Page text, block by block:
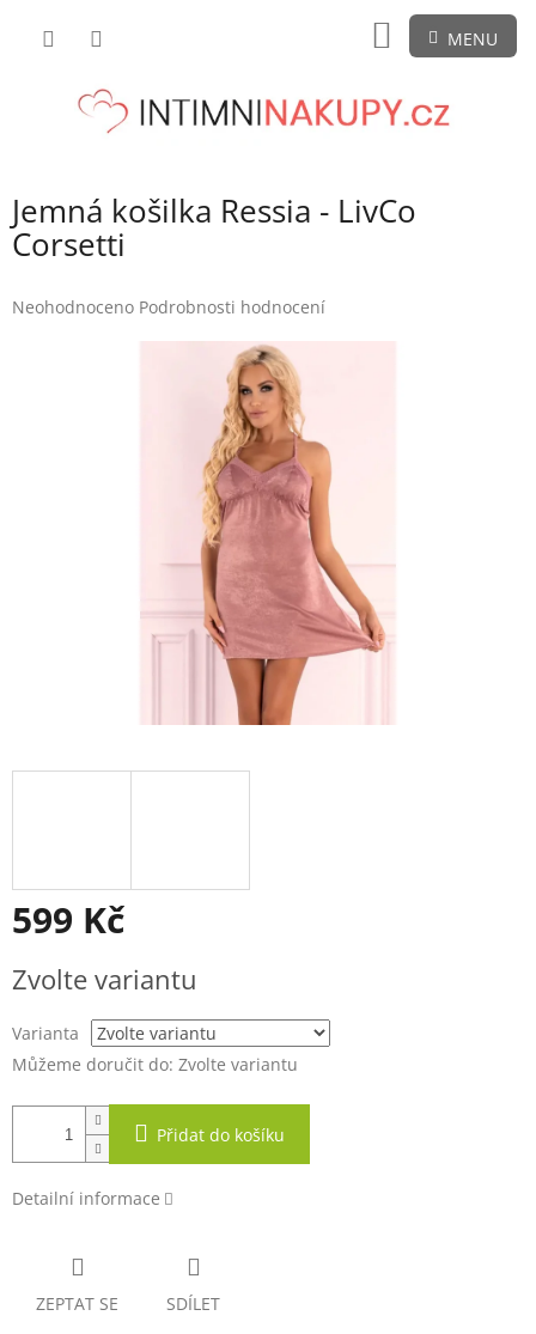
NÁKUPNÍ
KOŠÍK
Jemná košilka Ressia - LivCo
Corsetti
Průměrné
Neohodnoceno Podrobnosti hodnocení
599 Kč
cena:
Zvolte variantu
Varianta
Můžeme doručit do: Zvolte variantu
Přidat do košíku
Detailní informace
ZEPTAT SE SDÍLET